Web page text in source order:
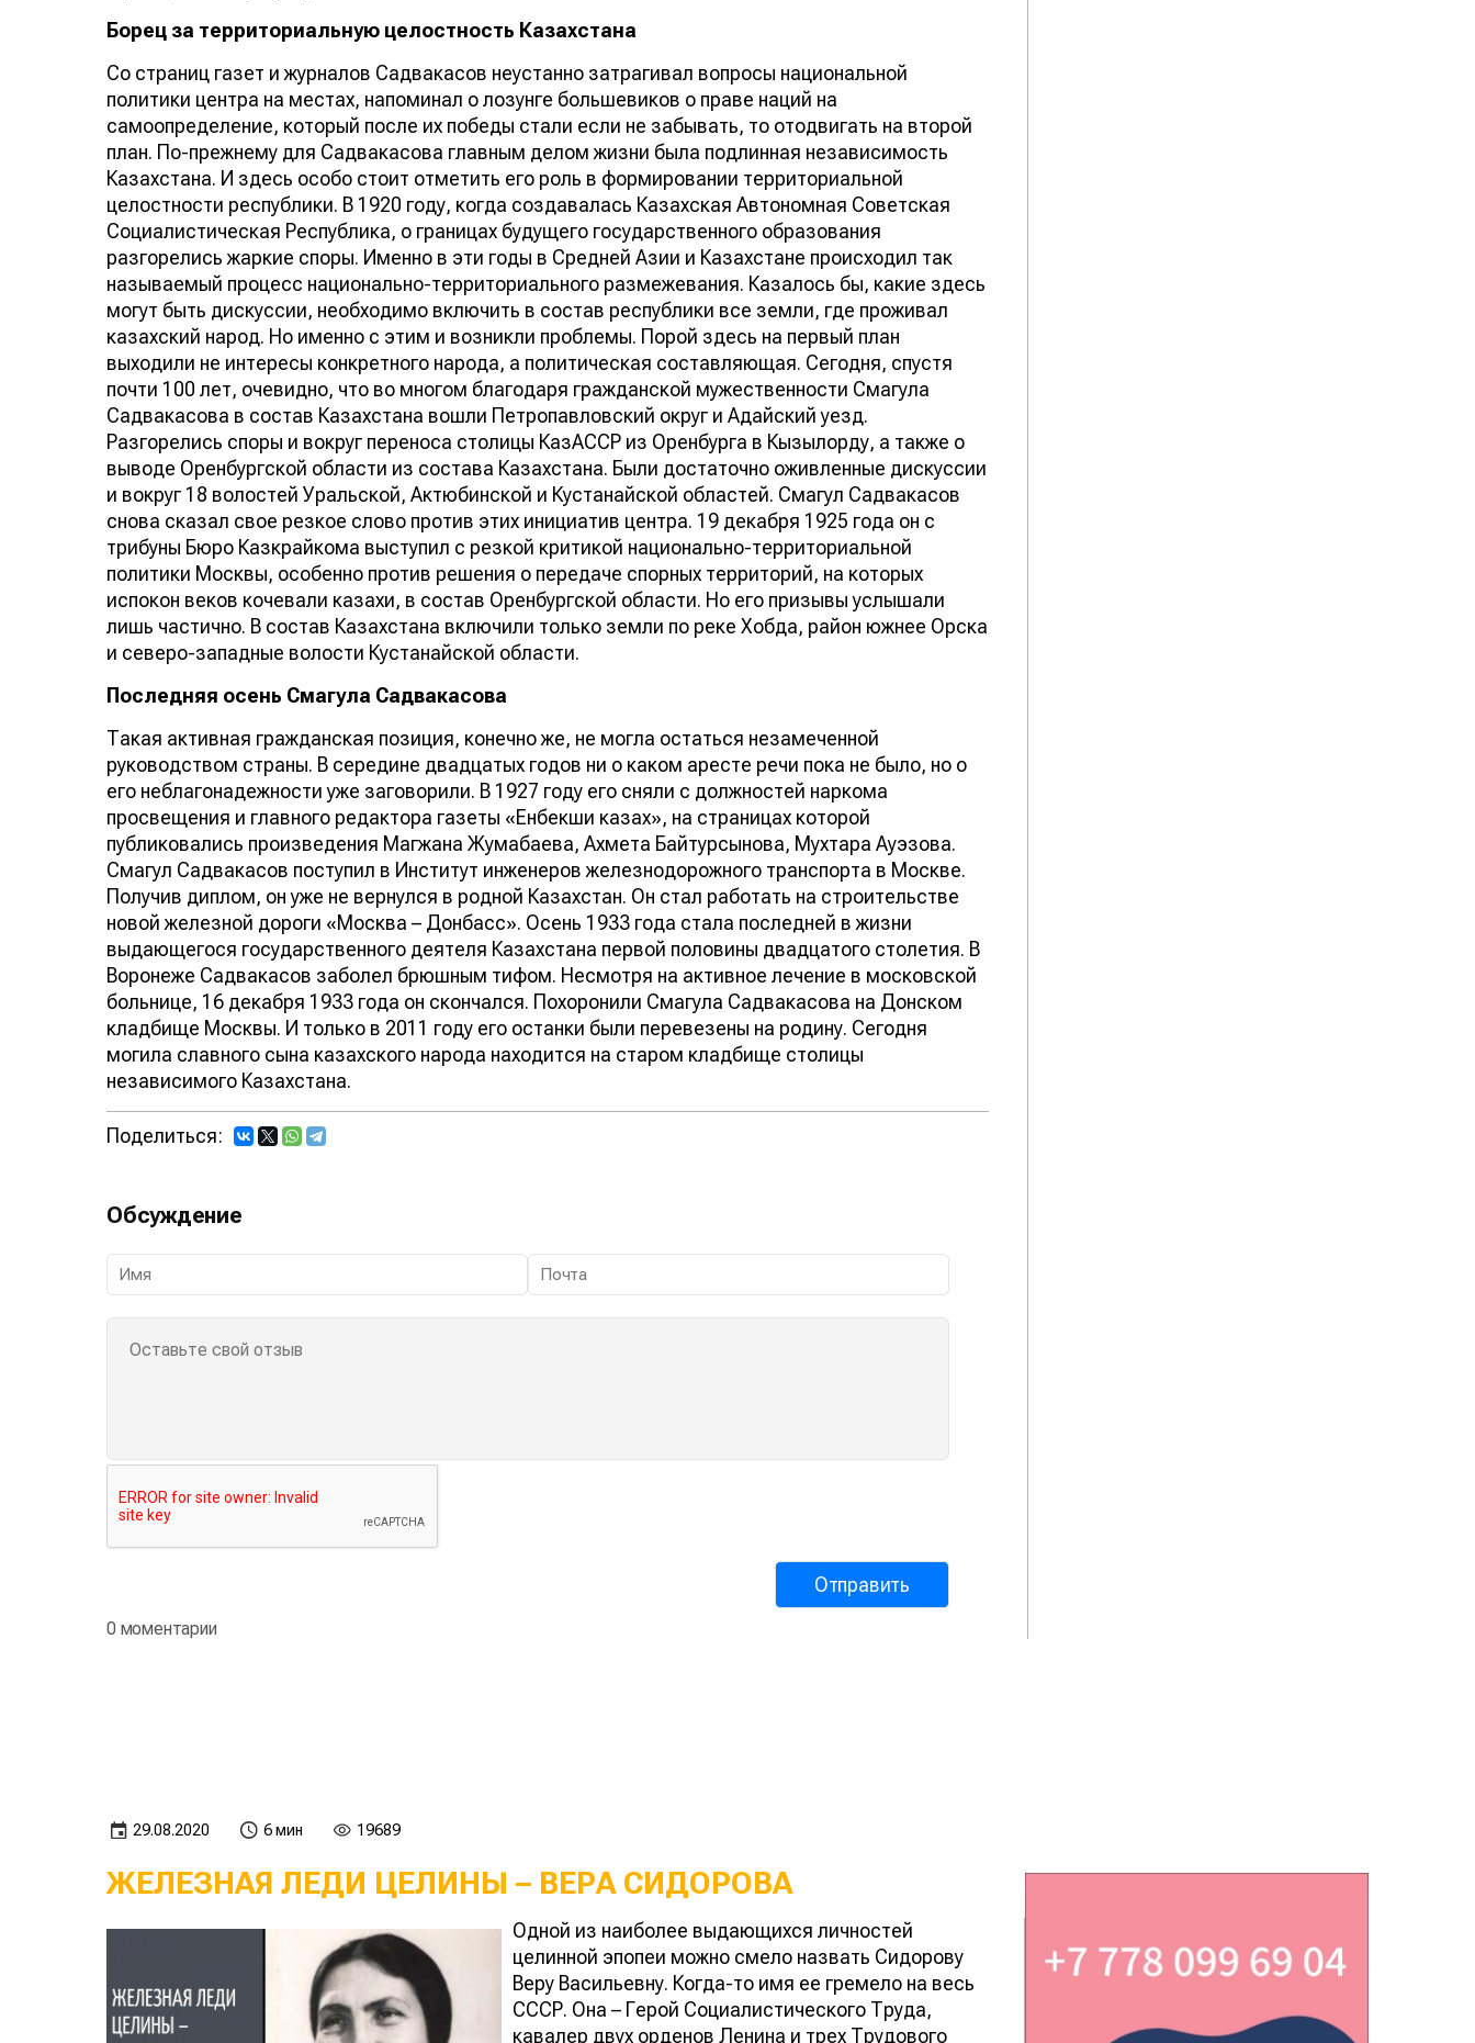
Борец за территориальную целостность Казахстана
Со страниц газет и журналов Садвакасов неустанно затрагивал вопросы национальной
политики центра на местах, напоминал о лозунге большевиков о праве наций на
самоопределение, который после их победы стали если не забывать, то отодвигать на второй
план. По-прежнему для Садвакасова главным делом жизни была подлинная независимость
Казахстана. И здесь особо стоит отметить его роль в формировании территориальной
целостности республики. В 1920 году, когда создавалась Казахская Автономная Советская
Социалистическая Республика, о границах будущего государственного образования
разгорелись жаркие споры. Именно в эти годы в Средней Азии и Казахстане происходил так
называемый процесс национально-территориального размежевания. Казалось бы, какие здесь
могут быть дискуссии, необходимо включить в состав республики все земли, где проживал
казахский народ. Но именно с этим и возникли проблемы. Порой здесь на первый план
выходили не интересы конкретного народа, а политическая составляющая. Сегодня, спустя
почти 100 лет, очевидно, что во многом благодаря гражданской мужественности Смагула
Садвакасова в состав Казахстана вошли Петропавловский округ и Адайский уезд.
Разгорелись споры и вокруг переноса столицы КазАССР из Оренбурга в Кызылорду, а также о
выводе Оренбургской области из состава Казахстана. Были достаточно оживленные дискуссии
и вокруг 18 волостей Уральской, Актюбинской и Кустанайской областей. Смагул Садвакасов
снова сказал свое резкое слово против этих инициатив центра. 19 декабря 1925 года он с
трибуны Бюро Казкрайкома выступил с резкой критикой национально-территориальной
политики Москвы, особенно против решения о передаче спорных территорий, на которых
испокон веков кочевали казахи, в состав Оренбургской области. Но его призывы услышали
лишь частично. В состав Казахстана включили только земли по реке Хобда, район южнее Орска
и северо-западные волости Кустанайской области.
Последняя осень Смагула Садвакасова
Такая активная гражданская позиция, конечно же, не могла остаться незамеченной
руководством страны. В середине двадцатых годов ни о каком аресте речи пока не было, но о
его неблагонадежности уже заговорили. В 1927 году его сняли с должностей наркома
просвещения и главного редактора газеты «Енбекши казах», на страницах которой
публиковались произведения Магжана Жумабаева, Ахмета Байтурсынова, Мухтара Ауэзова.
Смагул Садвакасов поступил в Институт инженеров железнодорожного транспорта в Москве.
Получив диплом, он уже не вернулся в родной Казахстан. Он стал работать на строительстве
новой железной дороги «Москва – Донбасс». Осень 1933 года стала последней в жизни
выдающегося государственного деятеля Казахстана первой половины двадцатого столетия. В
Воронеже Садвакасов заболел брюшным тифом. Несмотря на активное лечение в московской
больнице, 16 декабря 1933 года он скончался. Похоронили Смагула Садвакасова на Донском
кладбище Москвы. И только в 2011 году его останки были перевезены на родину. Сегодня
могила славного сына казахского народа находится на старом кладбище столицы
независимого Казахстана.
Поделиться:
Обсуждение
0 моментарии
29.08.2020 6 мин 19689
ЖЕЛЕЗНАЯ ЛЕДИ ЦЕЛИНЫ – ВЕРА СИДОРОВА
Одной из наиболее выдающихся личностей
целинной эпопеи можно смело назвать Сидорову
Веру Васильевну. Когда-то имя ее гремело на весь
СССР. Она – Герой Социалистического Труда,
кавалер двух орденов Ленина и трех Трудового